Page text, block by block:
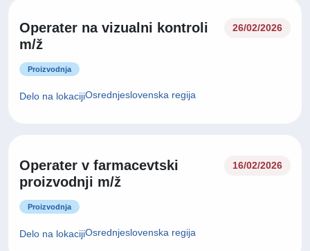
Operater na vizualni kontroli
m/ž
26/02/2026
Proizvodnja
Delo na lokacijiOsrednjeslovenska regija
Operater v farmacevtski
proizvodnji m/ž
16/02/2026
Proizvodnja
Delo na lokacijiOsrednjeslovenska regija